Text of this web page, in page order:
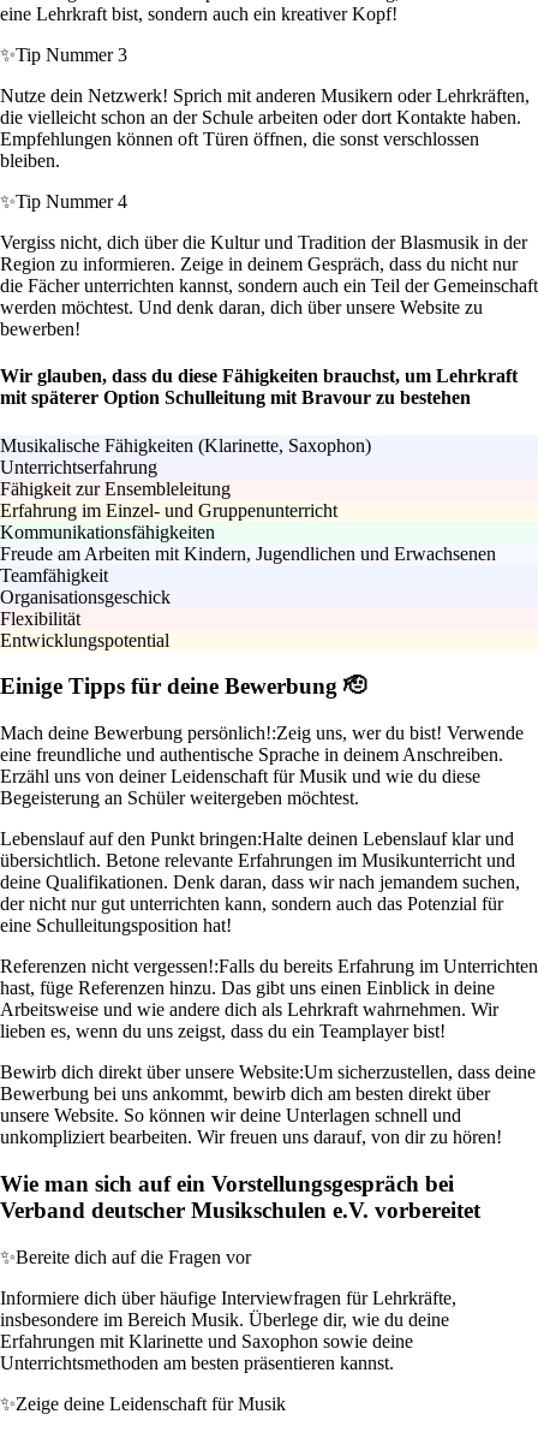
eine Lehrkraft bist, sondern auch ein kreativer Kopf!
✨Tip Nummer 3
Nutze dein Netzwerk! Sprich mit anderen Musikern oder Lehrkräften,
die vielleicht schon an der Schule arbeiten oder dort Kontakte haben.
Empfehlungen können oft Türen öffnen, die sonst verschlossen
bleiben.
✨Tip Nummer 4
Vergiss nicht, dich über die Kultur und Tradition der Blasmusik in der
Region zu informieren. Zeige in deinem Gespräch, dass du nicht nur
die Fächer unterrichten kannst, sondern auch ein Teil der Gemeinschaft
werden möchtest. Und denk daran, dich über unsere Website zu
bewerben!
Wir glauben, dass du diese Fähigkeiten brauchst, um Lehrkraft
mit späterer Option Schulleitung mit Bravour zu bestehen
Musikalische Fähigkeiten (Klarinette, Saxophon)
Unterrichtserfahrung
Fähigkeit zur Ensembleleitung
Erfahrung im Einzel- und Gruppenunterricht
Kommunikationsfähigkeiten
Freude am Arbeiten mit Kindern, Jugendlichen und Erwachsenen
Teamfähigkeit
Organisationsgeschick
Flexibilität
Entwicklungspotential
Einige Tipps für deine Bewerbung 🫡
Mach deine Bewerbung persönlich!:Zeig uns, wer du bist! Verwende
eine freundliche und authentische Sprache in deinem Anschreiben.
Erzähl uns von deiner Leidenschaft für Musik und wie du diese
Begeisterung an Schüler weitergeben möchtest.
Lebenslauf auf den Punkt bringen:Halte deinen Lebenslauf klar und
übersichtlich. Betone relevante Erfahrungen im Musikunterricht und
deine Qualifikationen. Denk daran, dass wir nach jemandem suchen,
der nicht nur gut unterrichten kann, sondern auch das Potenzial für
eine Schulleitungsposition hat!
Referenzen nicht vergessen!:Falls du bereits Erfahrung im Unterrichten
hast, füge Referenzen hinzu. Das gibt uns einen Einblick in deine
Arbeitsweise und wie andere dich als Lehrkraft wahrnehmen. Wir
lieben es, wenn du uns zeigst, dass du ein Teamplayer bist!
Bewirb dich direkt über unsere Website:Um sicherzustellen, dass deine
Bewerbung bei uns ankommt, bewirb dich am besten direkt über
unsere Website. So können wir deine Unterlagen schnell und
unkompliziert bearbeiten. Wir freuen uns darauf, von dir zu hören!
Wie man sich auf ein Vorstellungsgespräch bei
Verband deutscher Musikschulen e.V. vorbereitet
✨Bereite dich auf die Fragen vor
Informiere dich über häufige Interviewfragen für Lehrkräfte,
insbesondere im Bereich Musik. Überlege dir, wie du deine
Erfahrungen mit Klarinette und Saxophon sowie deine
Unterrichtsmethoden am besten präsentieren kannst.
✨Zeige deine Leidenschaft für Musik